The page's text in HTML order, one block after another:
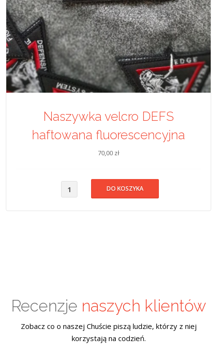
Naszywka velcro DEFS
haftowana fluorescencyjna
70,00 zł
Recenzje naszych klientów
Zobacz co o naszej Chuście piszą ludzie, którzy z niej
korzystają na codzień.